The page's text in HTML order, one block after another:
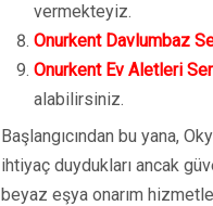
vermekteyiz.
Onurkent Davlumbaz
Onurkent Ev Aletleri
alabilirsiniz.
Başlangıcından bu yana,
ihtiyaç duydukları ancak
beyaz eşya onarım